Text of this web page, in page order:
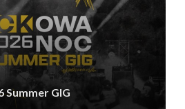
Summer GIG